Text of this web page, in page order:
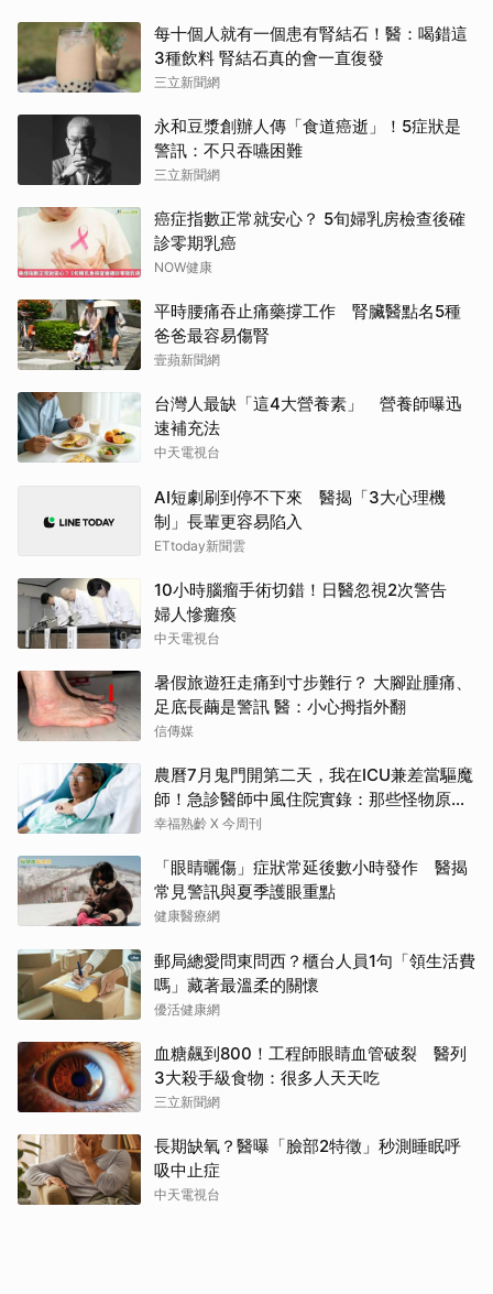
每十個人就有一個患有腎結石！醫：喝錯這
3種飲料 腎結石真的會一直復發
三立新聞網
永和豆漿創辦人傳「食道癌逝」！5症狀是
警訊：不只吞嚥困難
三立新聞網
癌症指數正常就安心？ 5旬婦乳房檢查後確
診零期乳癌
NOW健康
平時腰痛吞止痛藥撐工作 腎臟醫點名5種
爸爸最容易傷腎
壹蘋新聞網
台灣人最缺「這4大營養素」 營養師曝迅
速補充法
中天電視台
AI短劇刷到停不下來 醫揭「3大心理機
制」長輩更容易陷入
ETtoday新聞雲
10小時腦瘤手術切錯！日醫忽視2次警告
婦人慘癱瘓
中天電視台
暑假旅遊狂走痛到寸步難行？ 大腳趾腫痛、
足底長繭是警訊 醫：小心拇指外翻
信傳媒
農曆7月鬼門開第二天，我在ICU兼差當驅魔
師！急診醫師中風住院實錄：那些怪物原來
叫譫妄
幸福熟齡 X 今周刊
「眼睛曬傷」症狀常延後數小時發作 醫揭
常見警訊與夏季護眼重點
健康醫療網
郵局總愛問東問西？櫃台人員1句「領生活費
嗎」藏著最溫柔的關懷
優活健康網
血糖飆到800！工程師眼睛血管破裂 醫列
3大殺手級食物：很多人天天吃
三立新聞網
長期缺氧？醫曝「臉部2特徵」秒測睡眠呼
吸中止症
中天電視台